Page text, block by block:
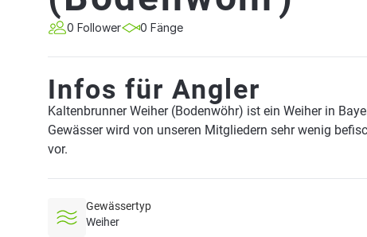
0 Follower 0 Fänge
Infos für Angler
Kaltenbrunner Weiher (Bodenwöhr) ist ein Weiher in
Gewässer wird von unseren Mitgliedern sehr wenig
vor.
Gewässertyp
Weiher